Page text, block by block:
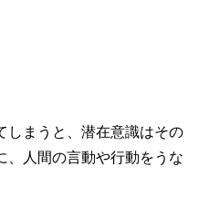
しまうと、潜在意識はその
、人間の言動や行動をうな